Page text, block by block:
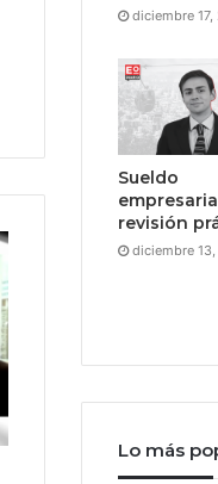
diciembre
Sueldo
revisión
diciembre
Lo más